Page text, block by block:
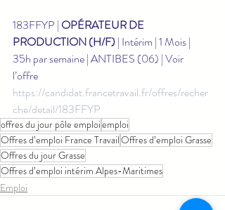
183FFYP | OPÉRATEUR DE
PRODUCTION (H/F) | Intérim | 1 Mois |
35h par semaine | ANTIBES (06) | Voir
l’offre
https://candidat.francetravail.fr/offres/recher
che/detail/183FFYP
offres du jour pôle emploiemploi
Offres d’emploi France TravailOffres d’emploi Grasse
Offres du jour Grasse
Offres d’emploi intérim Alpes-Maritimes
Emploi